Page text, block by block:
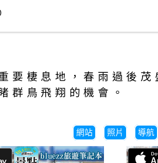
要棲息地，春雨過後
群鳥飛翔的機會。
網站 照片 導航